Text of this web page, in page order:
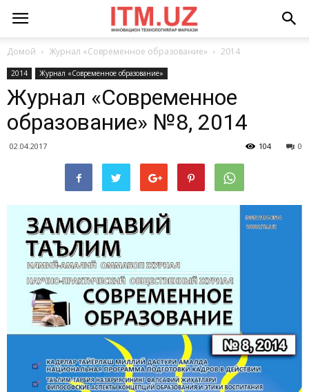
Домой Журнал «Современное образование» 2014
2014 Журнал «Современное образование»
Журнал «Современное
образование» №8, 2014
02.04.2017 0
104